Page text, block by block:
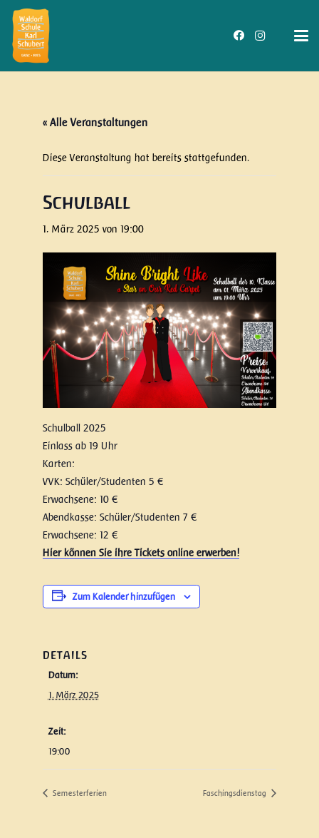
« Alle Veranstaltungen
Diese Veranstaltung hat bereits stattgefunden.
Schulball
1. März 2025 von 19:00
Schulball 2025
Einlass ab 19 Uhr
Karten:
VVK: Schüler/Studenten 5 €
Erwachsene: 10 €
Abendkasse: Schüler/Studenten 7 €
Erwachsene: 12 €
Hier können Sie ihre Tickets online erwerben!
Zum Kalender hinzufügen
DETAILS
Datum:
1. März 2025
Zeit:
19:00
Semesterferien Faschingsdienstag